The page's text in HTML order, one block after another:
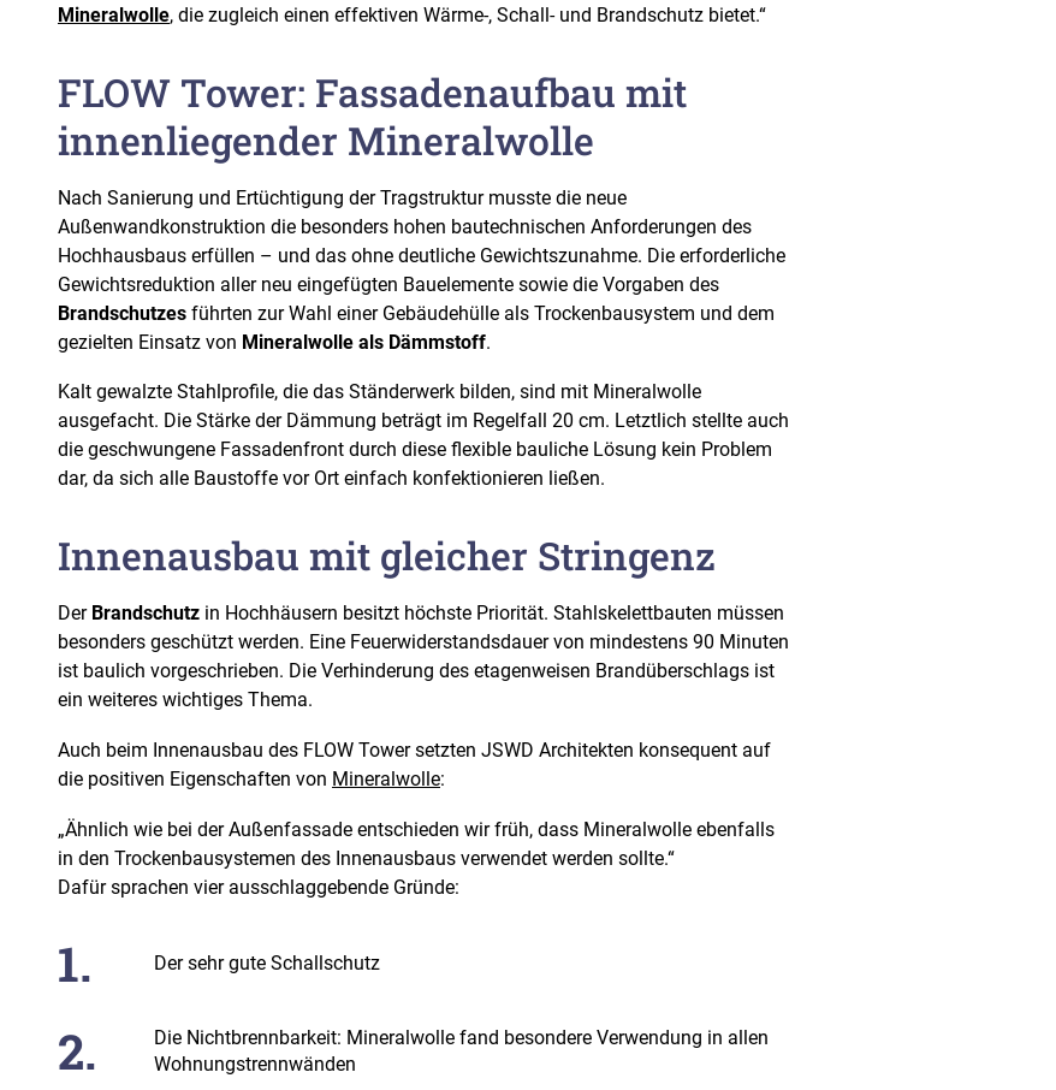
Mineralwolle, die zugleich einen effektiven Wärme-, Schall- und Brandschutz bietet.“
FLOW Tower: Fassadenaufbau mit
innenliegender Mineralwolle
Nach Sanierung und Ertüchtigung der Tragstruktur musste die neue
Außenwandkonstruktion die besonders hohen bautechnischen Anforderungen des
Hochhausbaus erfüllen – und das ohne deutliche Gewichtszunahme. Die erforderliche
Gewichtsreduktion aller neu eingefügten Bauelemente sowie die Vorgaben des
Brandschutzes führten zur Wahl einer Gebäudehülle als Trockenbausystem und dem
gezielten Einsatz von Mineralwolle als Dämmstoff.
Kalt gewalzte Stahlprofile, die das Ständerwerk bilden, sind mit Mineralwolle
ausgefacht. Die Stärke der Dämmung beträgt im Regelfall 20 cm. Letztlich stellte auch
die geschwungene Fassadenfront durch diese flexible bauliche Lösung kein Problem
dar, da sich alle Baustoffe vor Ort einfach konfektionieren ließen.
Innenausbau mit gleicher Stringenz
Der Brandschutz in Hochhäusern besitzt höchste Priorität. Stahlskelettbauten müssen
besonders geschützt werden. Eine Feuerwiderstandsdauer von mindestens 90 Minuten
ist baulich vorgeschrieben. Die Verhinderung des etagenweisen Brandüberschlags ist
ein weiteres wichtiges Thema.
Auch beim Innenausbau des FLOW Tower setzten JSWD Architekten konsequent auf
die positiven Eigenschaften von Mineralwolle:
„Ähnlich wie bei der Außenfassade entschieden wir früh, dass Mineralwolle ebenfalls
in den Trockenbausystemen des Innenausbaus verwendet werden sollte.“
Dafür sprachen vier ausschlaggebende Gründe:
Der sehr gute Schallschutz
Die Nichtbrennbarkeit: Mineralwolle fand besondere Verwendung in allen
Wohnungstrennwänden